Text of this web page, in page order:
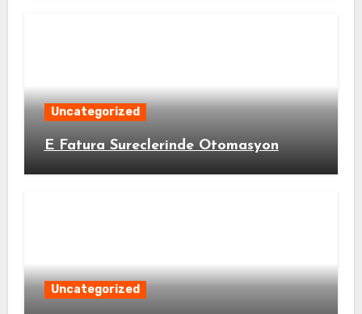
Uncategorized
E Fatura Sureclerinde Otomasyon
Uncategorized